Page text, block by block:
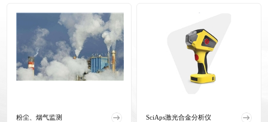
粉尘、烟气监测 SciAps激光合金分析仪